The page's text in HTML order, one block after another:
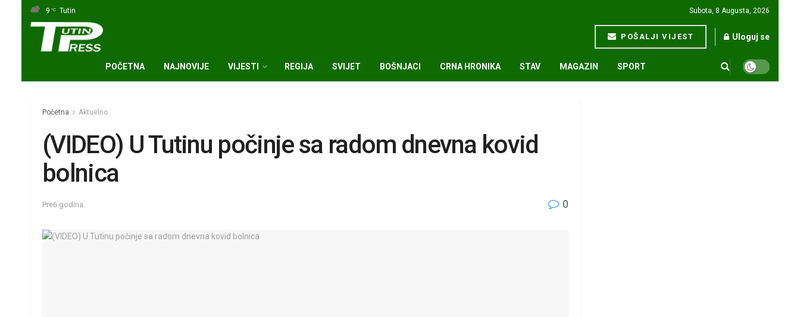
9 °C Tutin Subota, 8 Augusta, 2026
POŠALJI VIJEST Uloguj se
POČETNA NAJNOVIJE VIJESTI REGIJA SVIJET BOŠNJACI CRNA HRONIKA STAV MAGAZIN SPORT
Početna Aktuelno
(VIDEO) U Tutinu počinje sa radom dnevna kovid
bolnica
Pre6 godina 0